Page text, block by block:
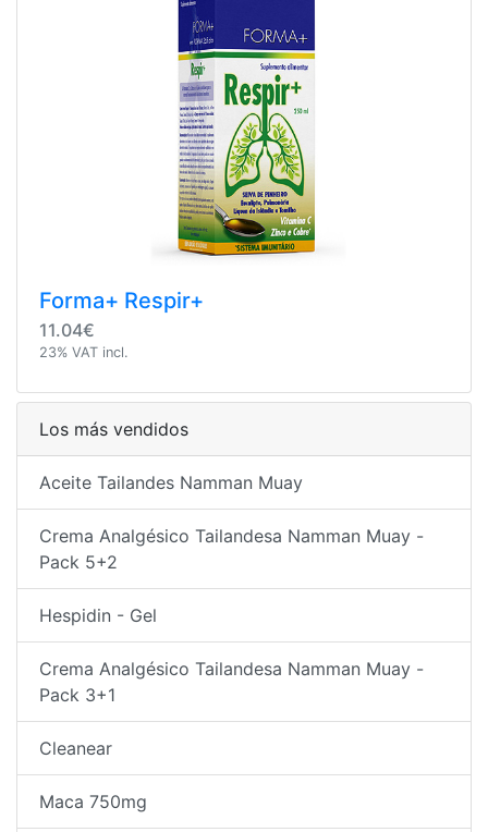
Forma+ Respir+
11.04€
23% VAT incl.
Los más vendidos
Aceite Tailandes Namman Muay
Crema Analgésico Tailandesa Namman Muay -
Pack 5+2
Hespidin - Gel
Crema Analgésico Tailandesa Namman Muay -
Pack 3+1
Cleanear
Maca 750mg